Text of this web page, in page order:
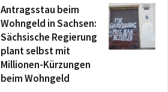
Antragsstau beim
Wohngeld in Sachsen:
Sächsische Regierung
plant selbst mit
Millionen-Kürzungen
beim Wohngeld